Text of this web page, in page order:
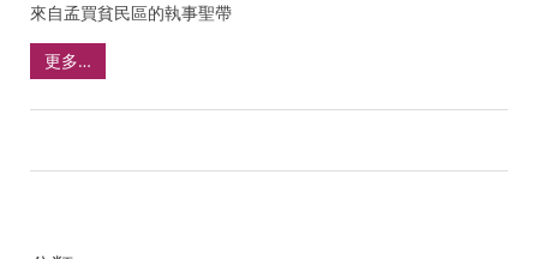
來自孟買貧民區的執事聖帶
更多…